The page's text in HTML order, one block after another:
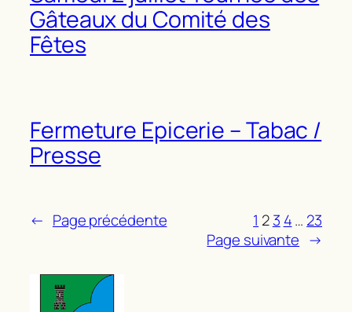
Gâteaux du Comité des
Fêtes
Fermeture Epicerie – Tabac /
Presse
← Page précédente 1 23 4… 23
Page suivante →